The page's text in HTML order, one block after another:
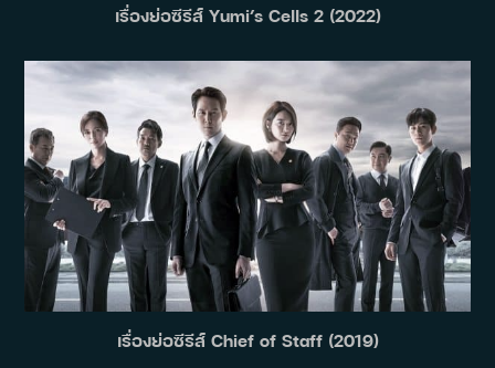
เรื่องย่อซีรีส์ Yumi’s Cells 2 (2022)
เรื่องย่อซีรีส์ Chief of Staff (2019)